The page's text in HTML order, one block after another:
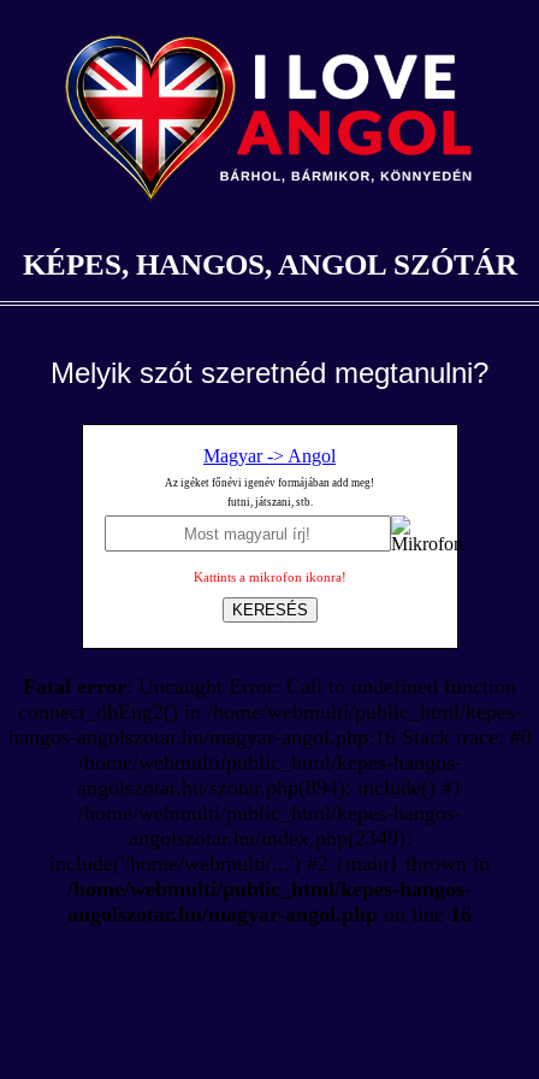
KÉPES, HANGOS, ANGOL SZÓTÁR
Melyik szót szeretnéd megtanulni?
Magyar -> Angol
Az igéket főnévi igenév formájában add meg!
futni, játszani, stb.
Kattints a mikrofon ikonra!
KERESÉS
Fatal error: Uncaught Error: Call to undefined function
connect_dbEng2() in /home/webmulti/public_html/kepes-
hangos-angolszotar.hu/magyar-angol.php:16 Stack trace: #0
/home/webmulti/public_html/kepes-hangos-
angolszotar.hu/szotar.php(894): include() #1
/home/webmulti/public_html/kepes-hangos-
angolszotar.hu/index.php(2349):
include('/home/webmulti/...') #2 {main} thrown in
/home/webmulti/public_html/kepes-hangos-
angolszotar.hu/magyar-angol.php on line 16